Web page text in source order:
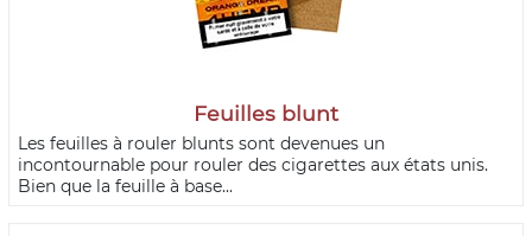
Feuilles blunt
Les feuilles à rouler blunts sont devenues un
incontournable pour rouler des cigarettes aux états unis.
Bien que la feuille à base...